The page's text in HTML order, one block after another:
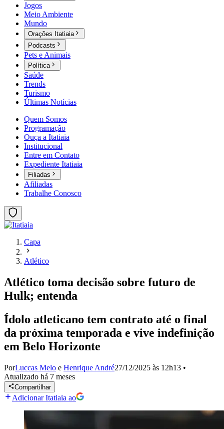
Jogos
Meio Ambiente
Mundo
Orações Itatiaia
Podcasts
Pets e Animais
Política
Saúde
Trends
Turismo
Últimas Notícias
Quem Somos
Programação
Ouça a Itatiaia
Institucional
Entre em Contato
Expediente Itatiaia
Filiadas
Afiliadas
Trabalhe Conosco
Capa
Atlético
Atlético toma decisão sobre futuro de
Hulk; entenda
Ídolo atleticano tem contrato até o final
da próxima temporada e vive indefinição
em Belo Horizonte
PorLuccas Melo e Henrique André27/12/2025 às 12h13 •
Atualizado há 7 meses
Compartilhar
Adicionar Itatiaia ao